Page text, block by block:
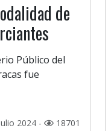
de
Público del
fue
2024 - 18701